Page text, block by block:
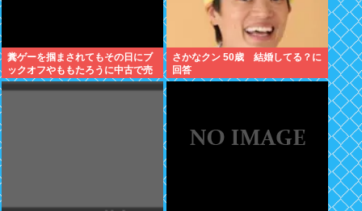
糞ゲーを掴まされてもその日にブ
ックオフやももたろうに中古で売
りつける事ができなくなる時代に
さかなクン 50歳 結婚してる？に
回答